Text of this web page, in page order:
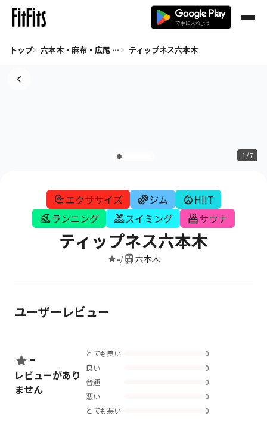
トップ 六本木・麻布・広尾 エクササイズ ティップネス六本木
1/7
エクササイズ ジム
HIIT
ランニング
スイミング サウナ
ティップネス六本木
-/ 六本木
ユーザーレビュー
-
レビューがあり
ません
とても良い
0
良い
0
普通
0
悪い
0
とても悪い
0